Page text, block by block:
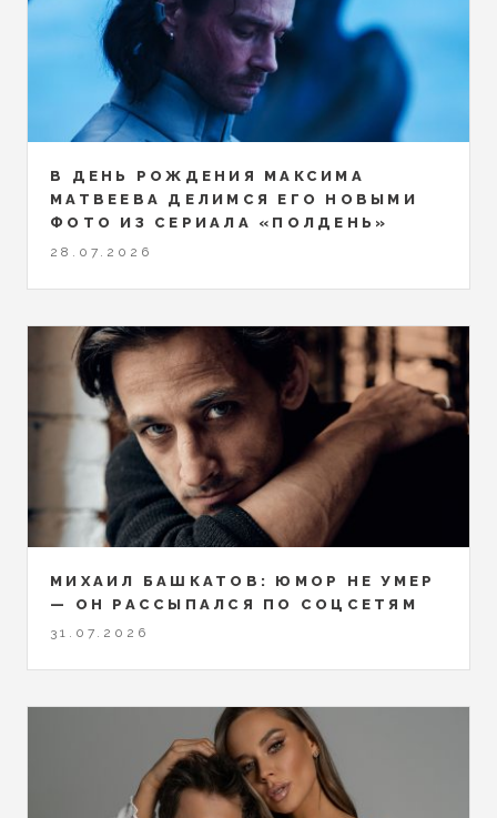
В ДЕНЬ РОЖДЕНИЯ МАКСИМА
МАТВЕЕВА ДЕЛИМСЯ ЕГО НОВЫМИ
ФОТО ИЗ СЕРИАЛА «ПОЛДЕНЬ»
28.07.2026
МИХАИЛ БАШКАТОВ: ЮМОР НЕ УМЕР
— ОН РАССЫПАЛСЯ ПО СОЦСЕТЯМ
31.07.2026